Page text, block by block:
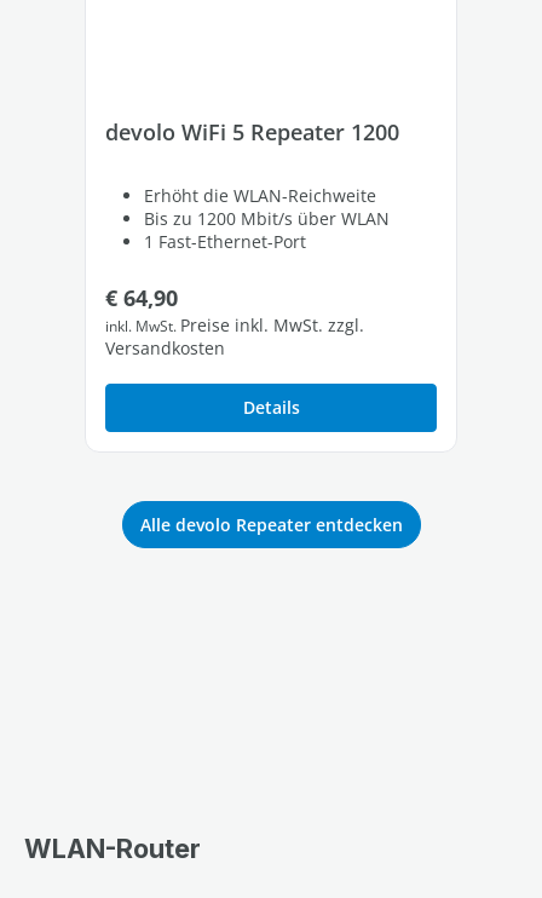
devolo WiFi 5 Repeater 1200
Erhöht die WLAN-Reichweite
Bis zu 1200 Mbit/s über WLAN
1 Fast-Ethernet-Port
Regulärer Preis:
€ 64,90
inkl. MwSt. Preise inkl. MwSt. zzgl.
Versandkosten
Details
Alle devolo Repeater entdecken
WLAN-Router